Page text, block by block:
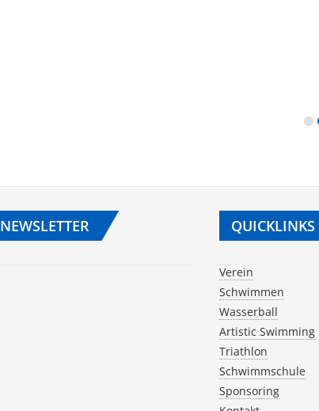
NEWSLETTER QUICKLINKS
Verein
Schwimmen
Wasserball
Artistic Swimming
Triathlon
Schwimmschule
Sponsoring